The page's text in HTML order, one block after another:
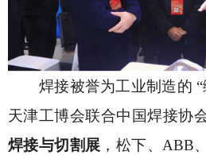
焊接被誉为工业制造的
天津工博会联合中国焊接协
焊接与切割展 ，松下、 ABB